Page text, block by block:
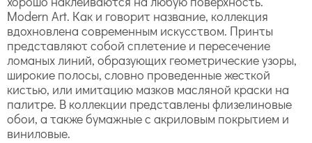
Modern Art. Как и говорит название, коллекция
вдохновлена современным искусством. Принты
представляют собой сплетение и пересечение
ломаных линий, образующих геометрические узоры,
широкие полосы, словно проведенные жесткой
кистью, или имитацию мазков масляной краски на
палитре. В коллекции представлены флизелиновые
обои, а также бумажные с акриловым покрытием и
виниловые.